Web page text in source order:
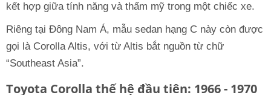
kết hợp giữa tính năng và thẩm mỹ trong một chiếc xe.
Riêng tại Đông Nam Á, mẫu sedan hạng C này còn được
gọi là Corolla Altis, với từ Altis bắt nguồn từ chữ
“Southeast Asia”.
Toyota Corolla thế hệ đầu tiên: 1966 - 1970